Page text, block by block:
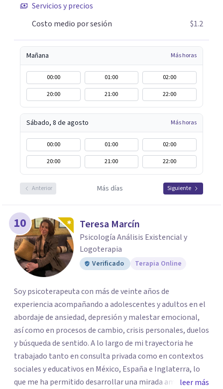
Servicios y precios
Costo medio por sesión
$1.2
Mañana Más horas
00:00 01:00
02:00
20:00
21:00 22:00
Sábado, 8 de agosto Más horas
00:00 01:00
02:00
20:00
21:00 22:00
Anterior Más días Siguiente
10 Teresa Marcín
Psicología Análisis Existencial y
Logoterapia
Verificado Terapia Online
Soy psicoterapeuta con más de veinte años de
experiencia acompañando a adolescentes y adultos en el
abordaje de ansiedad, depresión y malestar emocional,
así como en procesos de cambio, crisis personales, duelos
y búsqueda de sentido. A lo largo de mi trayectoria he
trabajado tanto en consulta privada como en contextos
sociales y educativos en México, España e Inglaterra, lo
que me ha permitido desarrollar una mirada amplia,leer más